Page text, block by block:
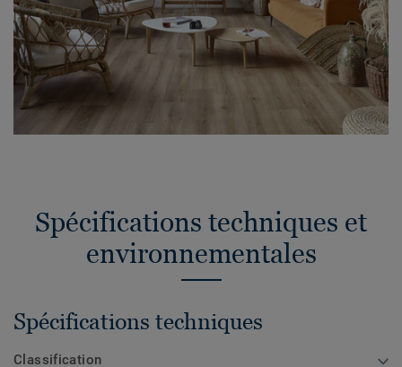
Spécifications techniques et
environnementales
Spécifications techniques
Classification